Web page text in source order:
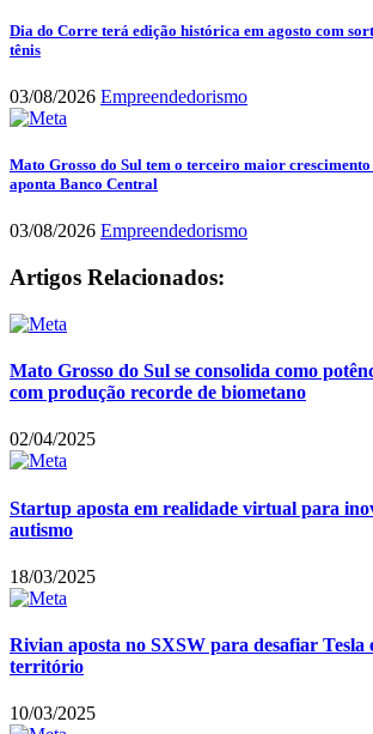
Dia do Corre terá edição histórica em agosto com
tênis
03/08/2026 Empreendedorismo
Mato Grosso do Sul tem o terceiro maior
aponta Banco Central
03/08/2026 Empreendedorismo
Artigos Relacionados:
Mato Grosso do Sul se consolida como
com produção recorde de biometano
02/04/2025
Startup aposta em realidade virtual para
autismo
18/03/2025
Rivian aposta no SXSW para desafiar Tesla
território
10/03/2025